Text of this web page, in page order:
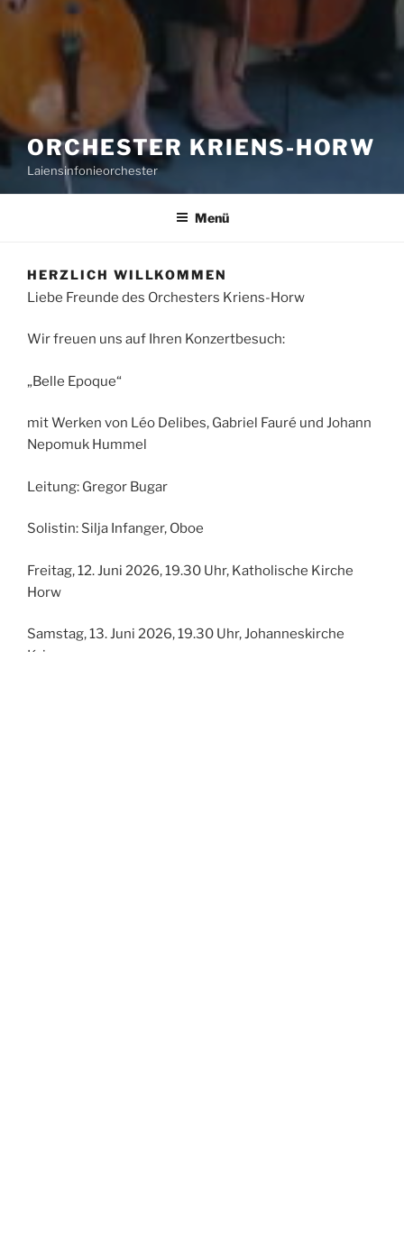
ORCHESTER KRIENS-HORW
Laiensinfonieorchester
Menü
HERZLICH WILLKOMMEN
Liebe Freunde des Orchesters Kriens-Horw
Wir freuen uns auf Ihren Konzertbesuch:
„Belle Epoque“
mit Werken von Léo Delibes, Gabriel Fauré und Johann
Nepomuk Hummel
Leitung: Gregor Bugar
Solistin: Silja Infanger, Oboe
Freitag, 12. Juni 2026, 19.30 Uhr, Katholische Kirche
Horw
Samstag, 13. Juni 2026, 19.30 Uhr, Johanneskirche
Kriens